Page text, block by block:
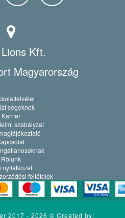
Kft.
Magyarország
cégeknek
Karrier
szabályzat
Rólunk
nyilatkozat
feltételek
2017 - 2026 © Created by: